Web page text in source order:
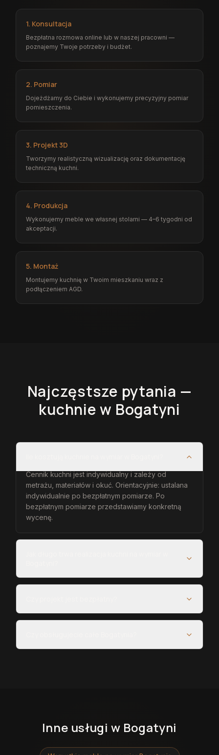
1. Konsultacja
Bezpłatna rozmowa online lub w naszej pracowni —
poznajemy Twoje potrzeby i budżet.
2. Pomiar
Dojeżdżamy do Ciebie i wykonujemy precyzyjny pomiar
pomieszczenia.
3. Projekt 3D
Tworzymy realistyczną wizualizację oraz dokumentację
techniczną kuchni.
4. Produkcja
Wykonujemy meble we własnej stolarni — 4–6 tygodni od
akceptacji.
5. Montaż
Montujemy kuchnię w Twoim mieszkaniu wraz z
podłączeniem AGD.
Najczęstsze pytania —
kuchnie w Bogatyni
Cennik kuchni jest indywidualny i zależy od
metrażu, materiałów i okuć. Orientacyjnie: ustalana
indywidualnie po bezpłatnym pomiarze. Po
bezpłatnym pomiarze przedstawiamy konkretną
wycenę.
Inne usługiw Bogatyni